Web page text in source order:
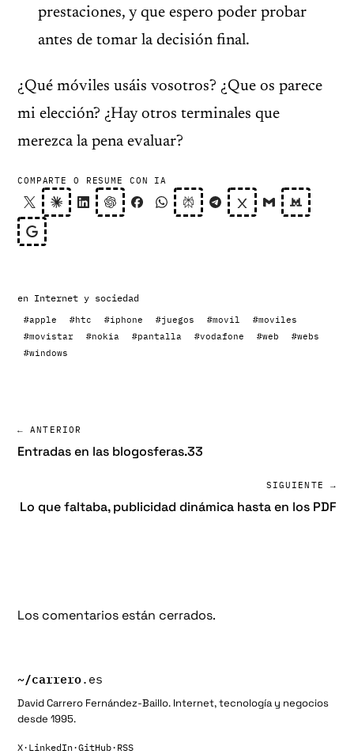
prestaciones, y que espero poder probar
antes de tomar la decisión final.
¿Qué móviles usáis vosotros? ¿Que os parece
mi elección? ¿Hay otros terminales que
merezca la pena evaluar?
COMPARTE O RESUME CON IA
en Internet y sociedad
#apple #htc #iphone #juegos #movil
#moviles
#movistar
#nokia #pantalla #vodafone #web
#webs
#windows
← ANTERIOR
Entradas en las blogosferas.33
SIGUIENTE →
Lo que faltaba, publicidad dinámica hasta en los PDF
Los comentarios están cerrados.
~/carrero.es
David Carrero Fernández-Baillo. Internet, tecnología y negocios
desde 1995.
X· LinkedIn·GitHub· RSS